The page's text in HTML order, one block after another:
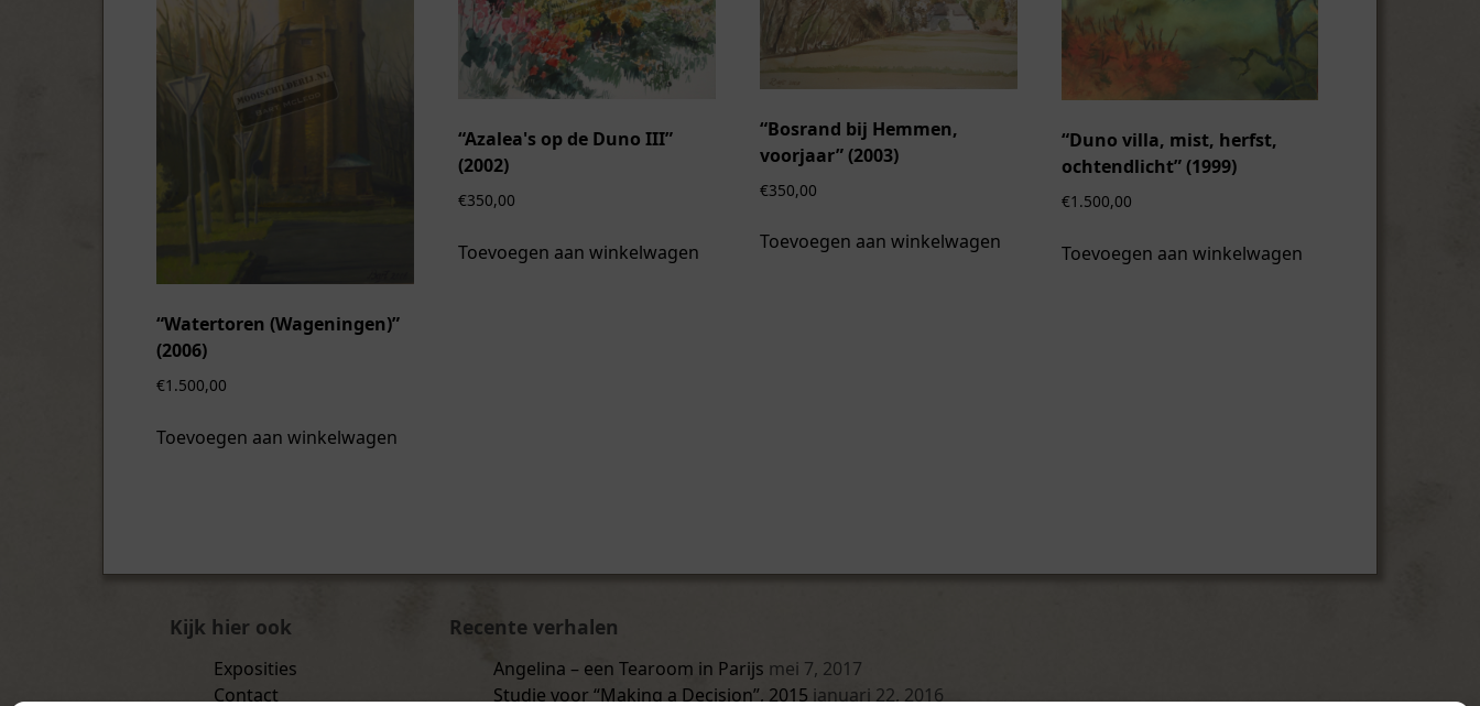
“Watertoren (Wageningen)”
(2006)
€1.500,00
Toevoegen aan winkelwagen
“Azalea's op de Duno III”
(2002)
€350,00
Toevoegen aan winkelwagen
“Bosrand bij Hemmen,
voorjaar” (2003)
€350,00
Toevoegen aan winkelwagen
“Duno villa, mist, herfst,
ochtendlicht” (1999)
€1.500,00
Toevoegen aan winkelwagen
Kijk hier ook
Exposities
Contact
Recente verhalen
Angelina – een Tearoom in Parijs mei 7, 2017
Studie voor “Making a Decision”, 2015 januari 22, 2016